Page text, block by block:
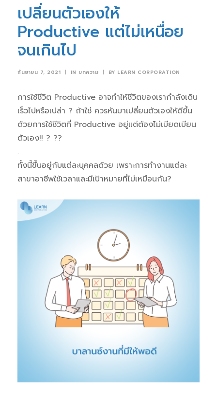
เปลี่ยนตัวเองให้
Productive แต่ไม่เหนื่อย
จนเกินไป
กันยายน 7, 2021 | IN บทความ | BY LEARN CORPORATION
การใช้ชีวิต Productive อาจทำให้ชีวิตของเรากำลังเดิน
เร็วไปหรือเปล่า ? ถ้าใช่ ควรหันมาเปลี่ยนตัวเองให้ดีขึ้น
ด้วยการใช้ชีวิตที่ Productive อยู่แต่ต้องไม่เบียดเบียน
ตัวเอง!! ? ??
.
ทั้งนี้ขึ้นอยู่กับแต่ละบุคคลด้วย เพราะการทำงานแต่ละ
สาขาอาชีพใช้เวลาและมีเป้าหมายที่ไม่เหมือนกัน?